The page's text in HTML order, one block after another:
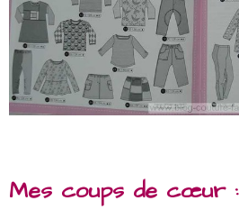
Mes coups de cœur :